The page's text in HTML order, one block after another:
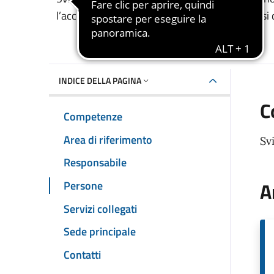
l’accesso e il mantenimento della casa nei
INDICE DELLA PAGINA
Competenze
Area di riferimento
Responsabile
Persone
Servizi collegati
Sede principale
Contatti